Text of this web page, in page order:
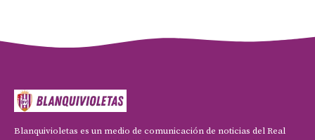
Blanquivioletas es un medio de comunicación de noticias del Real